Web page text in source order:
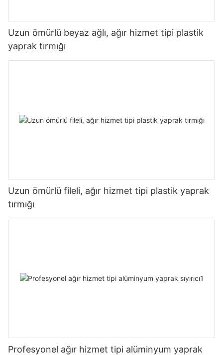
Uzun ömürlü beyaz ağlı, ağır hizmet tipi plastik
yaprak tırmığı
Uzun ömürlü fileli, ağır hizmet tipi plastik yaprak
tırmığı
Profesyonel ağır hizmet tipi alüminyum yaprak